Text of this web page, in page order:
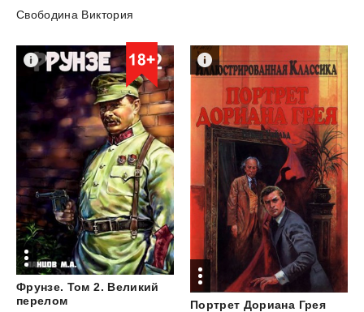
Свободина Виктория
Фрунзе. Том 2. Великий
перелом
Портрет Дориана Грея